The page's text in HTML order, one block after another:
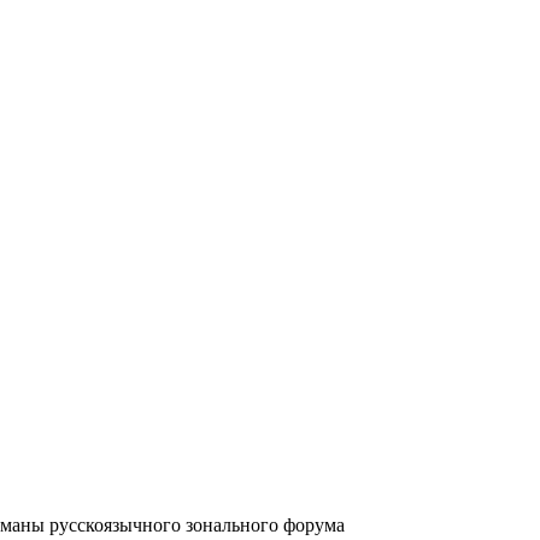
русскоязычного зонального форума